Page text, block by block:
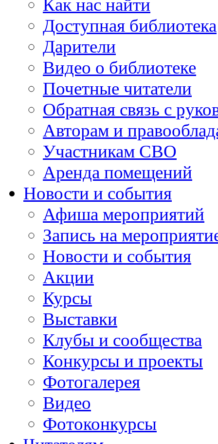
Как нас найти
Доступная библиотека
Дарители
Видео о библиотеке
Почетные читатели
Обратная связь с
Авторам и
Участникам СВО
Аренда помещений
Новости и события
Афиша мероприятий
Запись на
Новости и события
Акции
Курсы
Выставки
Клубы и сообщества
Конкурсы и проекты
Фотогалерея
Видео
Фотоконкурсы